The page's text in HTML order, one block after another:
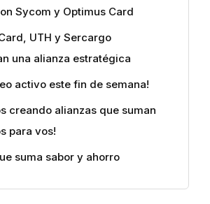
Sycom y Optimus Card
UTH y Sercargo
una alianza estratégica
activo este fin de semana!
creando alianzas que suman
para vos!
suma sabor y ahorro